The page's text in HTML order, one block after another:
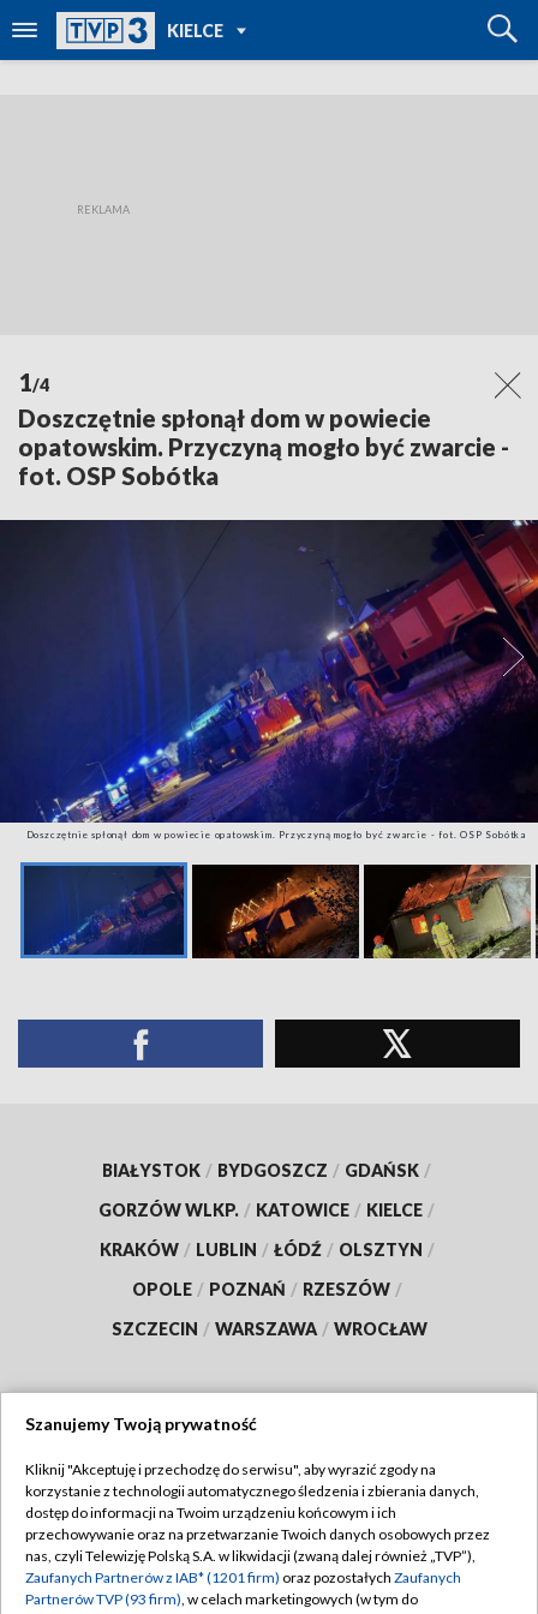
KIELCE
TVP REGIONY
1/4
Doszczętnie spłonął dom w powiecie
opatowskim. Przyczyną mogło być zwarcie -
fot. OSP Sobótka
Doszczętnie spłonął dom w powiecie opatowskim. Przyczyną mogło być zwarcie - fot. OSP Sobótka
BIAŁYSTOK / BYDGOSZCZ / GDAŃSK /
GORZÓW WLKP. / KATOWICE / KIELCE /
KRAKÓW / LUBLIN / ŁÓDŹ / OLSZTYN /
OPOLE / POZNAŃ / RZESZÓW /
SZCZECIN / WARSZAWA / WROCŁAW
TVP
Abonament TVP
Emisja w TVP
Regulamin TVP
Polityka prywatności
Szanujemy Twoją prywatność
Kliknij "Akceptuję i przechodzę do serwisu", aby wyrazić zgody na
korzystanie z technologii automatycznego śledzenia i zbierania danych,
dostęp do informacji na Twoim urządzeniu końcowym i ich
przechowywanie oraz na przetwarzanie Twoich danych osobowych przez
nas, czyli Telewizję Polską S.A. w likwidacji (zwaną dalej również „TVP”),
Zaufanych Partnerów z IAB* (1201 firm) oraz pozostałych Zaufanych
Partnerów TVP (93 firm), w celach marketingowych (w tym do